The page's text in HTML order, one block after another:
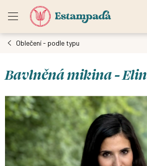
Oblečení - podle typu
Bavlněná mikina - Elin